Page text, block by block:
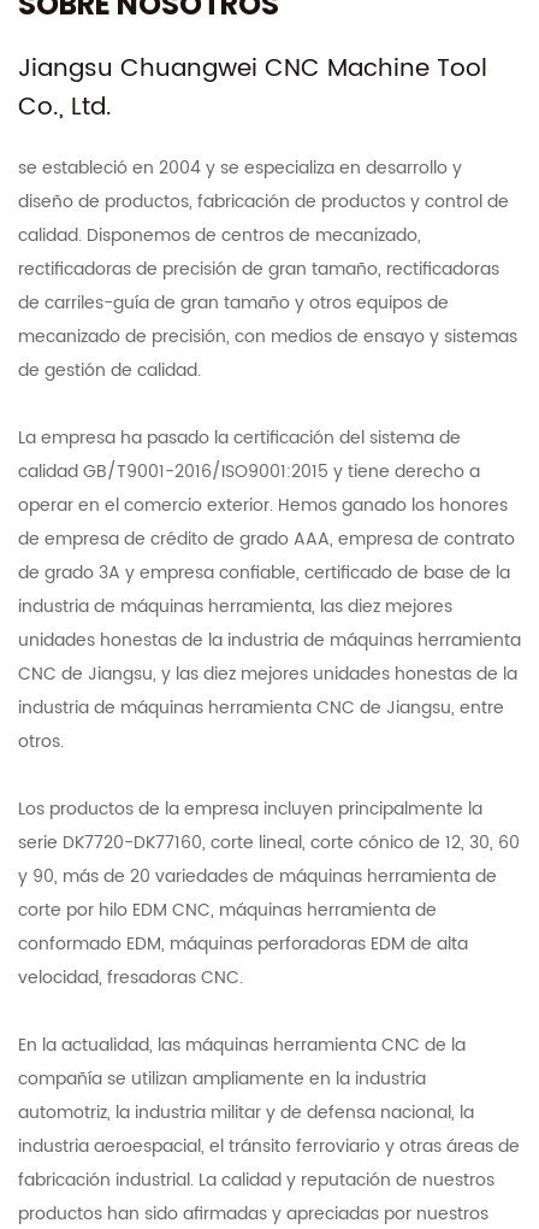
Jiangsu Chuangwei CNC Machine Tool
Co., Ltd.
se estableció en 2004 y se especializa en desarrollo y
diseño de productos, fabricación de productos y control de
calidad. Disponemos de centros de mecanizado,
rectificadoras de precisión de gran tamaño, rectificadoras
de carriles-guía de gran tamaño y otros equipos de
mecanizado de precisión, con medios de ensayo y sistemas
de gestión de calidad.
La empresa ha pasado la certificación del sistema de
calidad GB/T9001-2016/ISO9001:2015 y tiene derecho a
operar en el comercio exterior. Hemos ganado los honores
de empresa de crédito de grado AAA, empresa de contrato
de grado 3A y empresa confiable, certificado de base de la
industria de máquinas herramienta, las diez mejores
unidades honestas de la industria de máquinas herramienta
CNC de Jiangsu, y las diez mejores unidades honestas de la
industria de máquinas herramienta CNC de Jiangsu, entre
otros.
Los productos de la empresa incluyen principalmente la
serie DK7720-DK77160, corte lineal, corte cónico de 12, 30, 60
y 90, más de 20 variedades de máquinas herramienta de
corte por hilo EDM CNC, máquinas herramienta de
conformado EDM, máquinas perforadoras EDM de alta
velocidad, fresadoras CNC.
En la actualidad, las máquinas herramienta CNC de la
compañía se utilizan ampliamente en la industria
automotriz, la industria militar y de defensa nacional, la
industria aeroespacial, el tránsito ferroviario y otras áreas de
fabricación industrial. La calidad y reputación de nuestros
productos han sido afirmadas y apreciadas por nuestros